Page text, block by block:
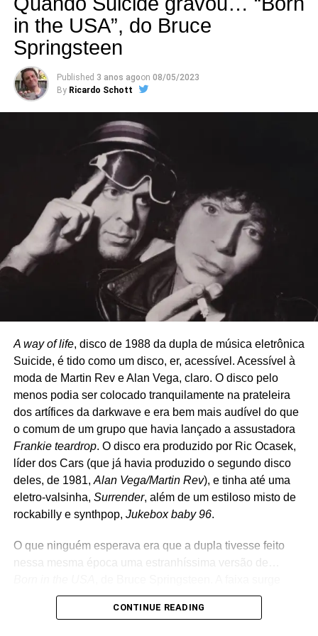
também em São Paulo”, conta Panço. “E depois o Otávio
jogou tudo para o negativo para unificar, porque são cinco
pessoas com telefone ou câmera diferente, cor diferente,
luz diferente”, completa. O clipe está no canal do
selo criado por Vital Cavalcante e Flavio Flock (Jason).
Panço pretende seguir divulgando os dois clipes que
lançou esse ano, mas faz planos. Tem um quarto disco
para ser concluído e que deve ser feito de maneira bem
inovadora, por WhatsApp. “Mandei meu HD externo para
o Zé Felipe (Zumbi do Mato) e a ideia é terminar com ele.
São 18 faixas que comecei a gravar em 2017. Comecei a
gravar todas as guitarras e violões em Ubá (MG), com
clique”, conta.
Tem dois livros inéditos dele vindo por aí, mas Panço diz
que os acontecimentos recentes do Brasil o deixaram
sem vontade de lançá-los. Pelo menos da maneira mais
convencional. “Eu andei me sentindo culpado, é sério.
em chamas e eu ainda vou cortar árvore pra fazer papel?
Mas penso em conversar com o pessoal da Chiado para
lançar um desses dois livros, pelo menos, em papel
reciclado”, conta.
Fique comVê algo, fala algo.
in the USA”, do Bruce
Springsteen
Published 3 anos agoon 08/05/2023
By Ricardo Schott
A way of life, disco de 1988 da dupla de música eletrônica
Suicide, é tido como um disco, er, acessível. Acessível à
moda de Martin Rev e Alan Vega, claro. O disco pelo
menos podia ser colocado tranquilamente na prateleira
dos artífices da darkwave e era bem mais audível do que
o comum de um grupo que havia lançado a assustadora
Frankie teardrop. O disco era produzido por Ric Ocasek,
líder dos Cars (que já havia produzido o segundo disco
deles, de 1981, Alan Vega/Martin Rev), e tinha até uma
eletro-valsinha, Surrender, além de um estiloso misto de
rockabilly e synthpop, Jukebox baby 96.
O que ninguém esperava era que a dupla tivesse feito
nessa mesma época uma estranhíssima versão de…
numa versão ao vivo, gravada num show de Vega e Rev
em 1988, em Paris. A dupla nem sequer disfarçou que a
CONTINUE READING